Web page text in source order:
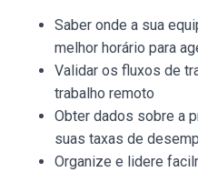
Saber onde a sua
melhor horário para
Validar os fluxos de
trabalho remoto
Obter dados sobre a
suas taxas de
Organize e lidere